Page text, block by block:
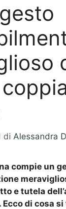
di Alessandra
compie un
e tutela
Ecco di cosa